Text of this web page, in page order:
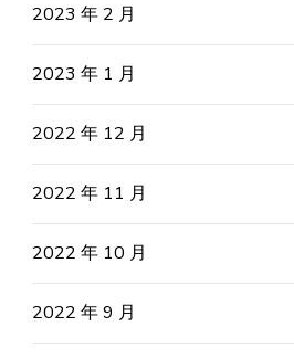
2023 年 2 月
2023 年 1 月
2022 年 12 月
2022 年 11 月
2022 年 10 月
2022 年 9 月